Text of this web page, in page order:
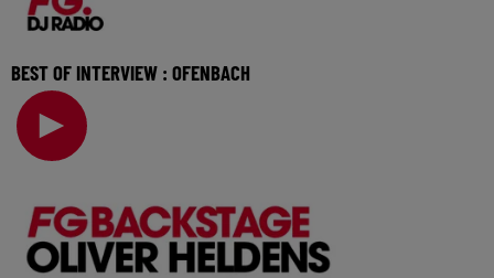
BEST OF INTERVIEW : OFENBACH
Révélés par Radio FG en 2015, les membres d’Ofenbach
présenteront leur nouveau titre "Four The Floor